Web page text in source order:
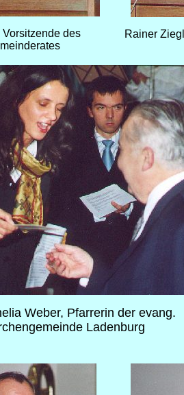
Vorsitzende des
Rainer
Weber, Pfarrerin der evang.
Ladenburg